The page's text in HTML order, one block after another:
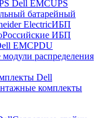
Dell EMCUPS
батарейный
ElectricИБП
Российские ИБП
EMCPDU
модули распределения
Dell
комплекты